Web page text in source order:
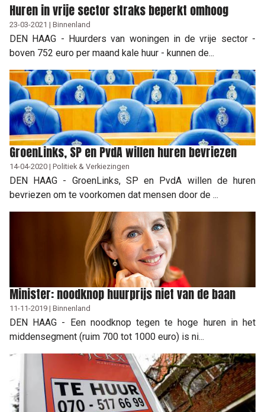
Huren in vrije sector straks beperkt omhoog
23-03-2021 | Binnenland
DEN HAAG - Huurders van woningen in de vrije sector -
boven 752 euro per maand kale huur - kunnen de...
GroenLinks, SP en PvdA willen huren bevriezen
14-04-2020 | Politiek & Verkiezingen
DEN HAAG - GroenLinks, SP en PvdA willen de huren
bevriezen om te voorkomen dat mensen door de ...
Minister: noodknop huurprijs niet van de baan
11-11-2019 | Binnenland
DEN HAAG - Een noodknop tegen te hoge huren in het
middensegment (ruim 700 tot 1000 euro) is ni...